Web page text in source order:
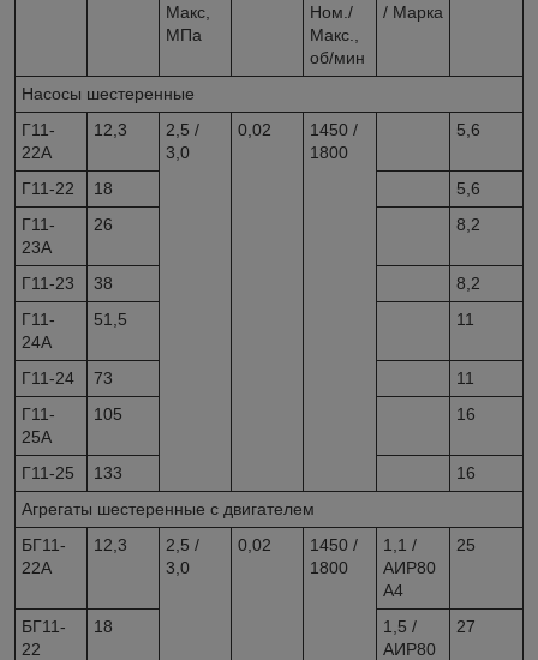
Макс,
МПа
Ном./
Макс.,
об/мин
/ Марка
Насосы шестеренные
Г11-
22А
12,3
2,5 /
3,0
0,02
1450 /
1800
5,6
Г11-22 18
5,6
Г11-
23А
26 8,2
Г11-23 38
8,2
Г11-
24А
51,5 11
Г11-24 73
11
Г11-
25А
105 16
Г11-25 133
16
Агрегаты шестеренные с двигателем
БГ11-
22А
12,3
2,5 /
3,0
0,02
1450 /
1800
1,1 /
АИР80
А4
25
БГ11-
22
18
1,5 /
АИР80
27